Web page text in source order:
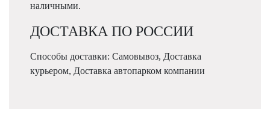
наличными.
ДОСТАВКА ПО РОССИИ
Способы доставки: Самовывоз, Доставка
курьером, Доставка автопарком компании